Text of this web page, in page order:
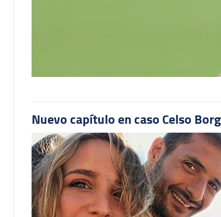
Nuevo capítulo en caso Celso